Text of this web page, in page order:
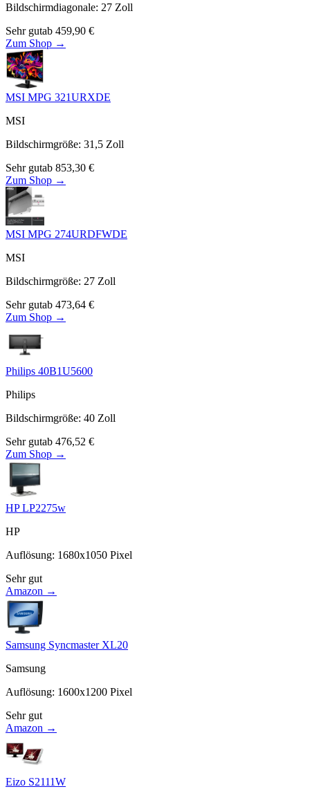
Bildschirmdiagonale: 27 Zoll
Sehr gutab 459,90 €
Zum Shop →
MSI MPG 321URXDE
MSI
Bildschirmgröße: 31,5 Zoll
Sehr gutab 853,30 €
Zum Shop →
MSI MPG 274URDFWDE
MSI
Bildschirmgröße: 27 Zoll
Sehr gutab 473,64 €
Zum Shop →
Philips 40B1U5600
Philips
Bildschirmgröße: 40 Zoll
Sehr gutab 476,52 €
Zum Shop →
HP LP2275w
HP
Auflösung: 1680x1050 Pixel
Sehr gut
Amazon →
Samsung Syncmaster XL20
Samsung
Auflösung: 1600x1200 Pixel
Sehr gut
Amazon →
Eizo S2111W